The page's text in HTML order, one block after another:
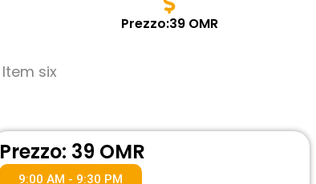
Prezzo:39 OMR
Prezzo: 39 OMR
9:00 AM - 9:30 PM